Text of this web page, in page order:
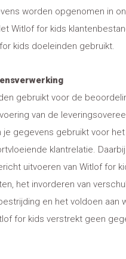
worden opgenomen in
Witlof for kids
kids doeleinden gebruikt.
gebruikt voor de
van de
je gegevens gebruikt voor
klantrelatie.
uitvoeren van Witlof for
het invorderen van
en het voldoen aan
for kids verstrekt geen